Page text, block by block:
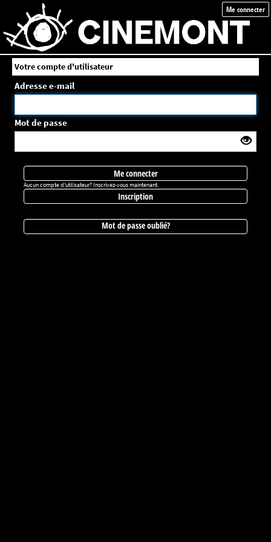
Me connecter
Votre compte d'utilisateur
Adresse e-mail
Mot de passe
Me connecter
Aucun compte d'utilisateur? Inscrivez-vous maintenant.
Inscription
Mot de passe oublié?